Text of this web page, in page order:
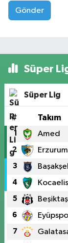
Gönder
Süper
Süper Lig
# Takım
1 Amed
2
3
4
5 Beşiktaş
6
7